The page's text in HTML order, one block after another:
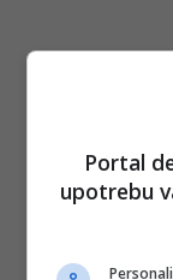
Portal
upotrebu